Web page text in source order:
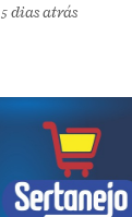
5 dias atrás